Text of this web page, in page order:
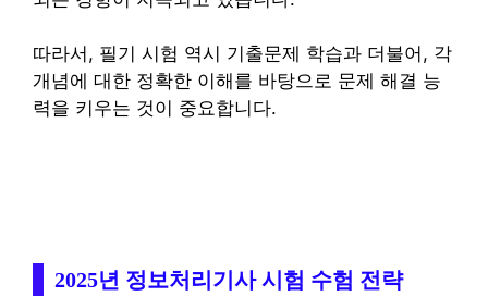
따라서, 필기 시험 역시 기출문제 학습과 더불어, 각
개념에 대한 정확한 이해를 바탕으로 문제 해결 능
력을 키우는 것이 중요합니다.
2025년 정보처리기사 시험 수험 전략